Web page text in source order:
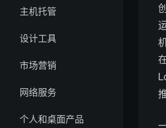
主机托管
设计工具
市场营销
网络服务
个人和桌面产品